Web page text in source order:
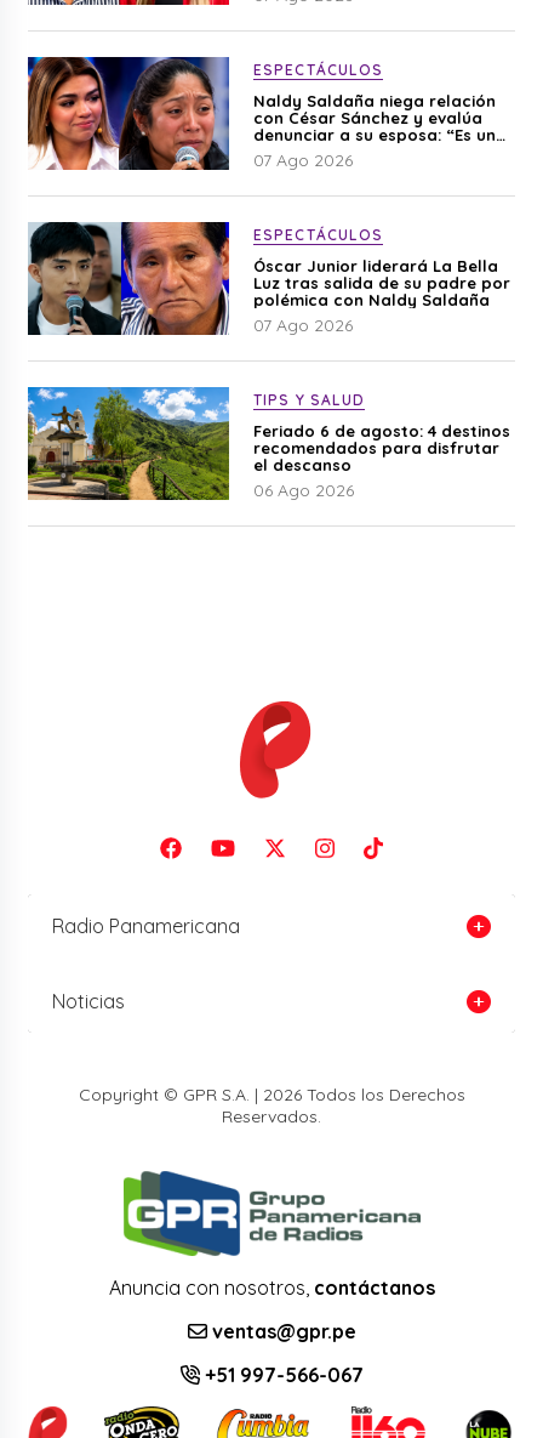
ESPECTÁCULOS
Naldy Saldaña niega relación
con César Sánchez y evalúa
denunciar a su esposa: “Es una
difamación”
07 Ago 2026
ESPECTÁCULOS
Óscar Junior liderará La Bella
Luz tras salida de su padre por
polémica con Naldy Saldaña
07 Ago 2026
TIPS Y SALUD
Feriado 6 de agosto: 4 destinos
recomendados para disfrutar
el descanso
06 Ago 2026
Radio Panamericana
Noticias
Copyright © GPR S.A. | 2026 Todos los Derechos
Reservados.
Anuncia con nosotros, contáctanos
ventas@gpr.pe
+51 997-566-067